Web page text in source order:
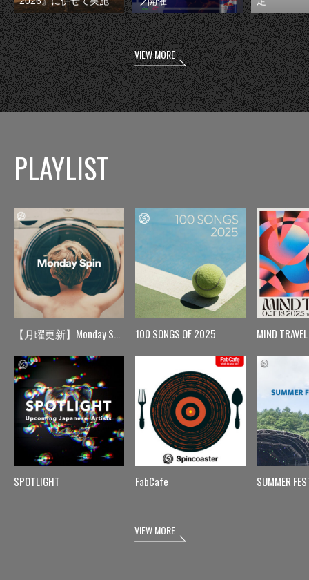
VIEW MORE
PLAYLIST
【月曜更新】Monday Spin
SPOTLIGHT
100 SONGS OF 2025
FabCafe
MIND TRAVEL
SUMMER
VIEW MORE